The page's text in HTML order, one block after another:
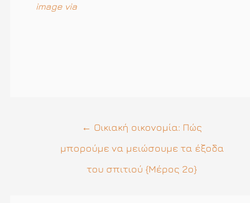
image via
← Οικιακή οικονομία: Πώς
μπορούμε να μειώσουμε τα έξοδα
του σπιτιού {Μέρος 2ο}